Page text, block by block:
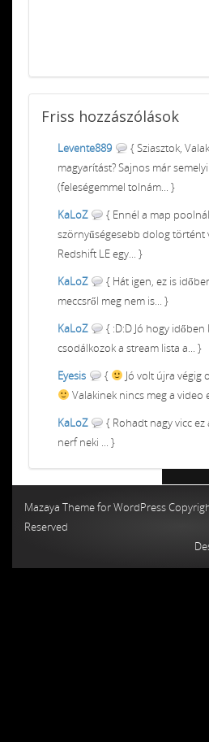
Friss hozzászólások
Levente889
{ Sziasztok,
magyarítást? Sajnos már
(feleségemmel tolnám... }
KaLoZ
{ Ennél a map
szörnyűségesebb dolog történt
Redshift LE egy... }
KaLoZ
{ Hát igen, ez is
meccsről meg nem is... }
KaLoZ
{ :D:D Jó hogy időben
csodálkozok a stream lista a... }
Eyesis
{
Jó volt újra végig
Valakinek nincs meg a video
KaLoZ
{ Rohadt nagy vicc
nerf neki ... }
Mazaya Theme for WordPress
Reserved